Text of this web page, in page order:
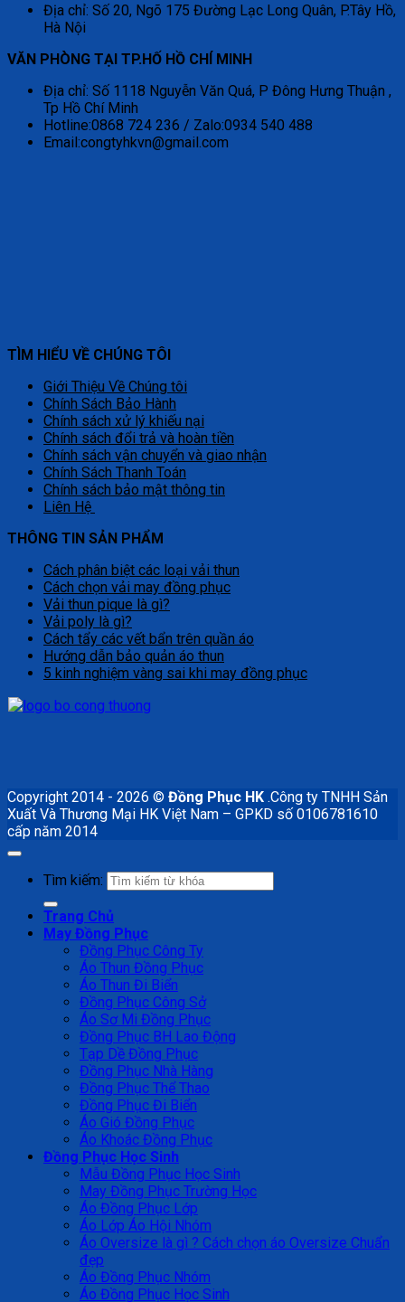
Địa chỉ: Số 20, Ngõ 175 Đường Lạc Long Quân, P.Tây Hồ,
Hà Nội
VĂN PHÒNG TẠI TP.HỐ HỒ CHÍ MINH
Địa chỉ: Số 1118 Nguyễn Văn Quá, P Đông Hưng Thuận ,
Tp Hồ Chí Minh
Hotline:0868 724 236 / Zalo:0934 540 488
Email:congtyhkvn@gmail.com
TÌM HIỂU VỀ CHÚNG TÔI
Giới Thiệu Về Chúng tôi
Chính Sách Bảo Hành
Chính sách xử lý khiếu nại
Chính sách đổi trả và hoàn tiền
Chính sách vận chuyển và giao nhận
Chính Sách Thanh Toán
Chính sách bảo mật thông tin
Liên Hệ
THÔNG TIN SẢN PHẨM
Cách phân biệt các loại vải thun
Cách chọn vải may đồng phục
Vải thun pique là gì?
Vải poly là gì?
Cách tẩy các vết bẩn trên quần áo
Hướng dẫn bảo quản áo thun
5 kinh nghiệm vàng sai khi may đồng phục
Copyright 2014 - 2026 © Đồng Phục HK .Công ty TNHH Sản
Xuất Và Thương Mại HK Việt Nam – GPKD số 0106781610
cấp năm 2014
Tìm kiếm:
Trang Chủ
May Đồng Phục
Đồng Phục Công Ty
Áo Thun Đồng Phục
Áo Thun Đi Biển
Đồng Phục Công Sở
Áo Sơ Mi Đồng Phục
Đồng Phục BH Lao Động
Tạp Dề Đồng Phục
Đồng Phục Nhà Hàng
Đồng Phục Thể Thao
Đồng Phục Đi Biển
Áo Gió Đồng Phục
Áo Khoác Đồng Phục
Đồng Phục Học Sinh
Mẫu Đồng Phục Học Sinh
May Đồng Phục Trường Học
Áo Đồng Phục Lớp
Áo Lớp Áo Hội Nhóm
Áo Oversize là gì ? Cách chọn áo Oversize Chuẩn
đẹp
Áo Đồng Phục Nhóm
Áo Đồng Phục Học Sinh